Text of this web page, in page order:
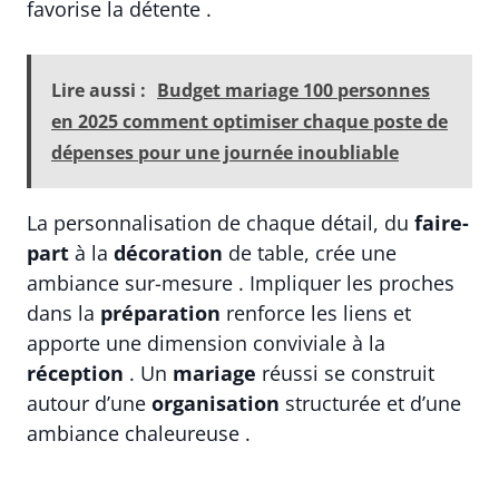
favorise la détente .
Lire aussi : Budget mariage 100 personnes
en 2025 comment optimiser chaque poste de
dépenses pour une journée inoubliable
La personnalisation de chaque détail, du faire-
part à la décoration de table, crée une
ambiance sur-mesure . Impliquer les proches
dans la préparation renforce les liens et
apporte une dimension conviviale à la
réception . Un mariage réussi se construit
autour d’une organisation structurée et d’une
ambiance chaleureuse .